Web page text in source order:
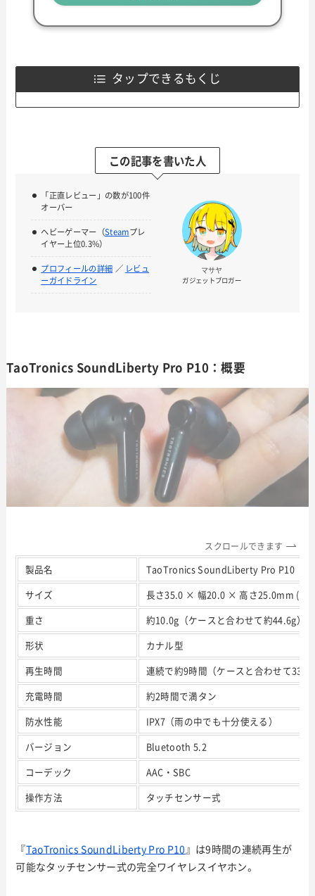
タップできるもくじ
この記事を書いた人
「正直レビュー」の数が100件
オーバー
ヘビーゲーマー（Steamプレ
イヤー上位0.3%）
プロフィールの詳細 ／ レビュ
ーガイドライン
マサヤ
ガジェットブロガー
TaoTronics SoundLiberty Pro P10：概要
スクロールできます
製品名
TaoTronics SoundLiberty Pro P10
サイズ
長さ35.0 × 幅20.0 ×
重さ
約10.0g（ケースと合わせて約44.6g）
形状
カナル型
再生時間
連続で約9時間（ケースと合わせて33時
充電時間
約2時間で満タン
防水性能
IPX7（雨の中でも十分使える）
バージョン
Bluetooth 5.2
コーデック
AAC・SBC
操作方法
タッチセンサー式
『TaoTronics SoundLiberty Pro P10』は9時間の連続再生が
可能なタッチセンサー式の完全ワイヤレスイヤホン。